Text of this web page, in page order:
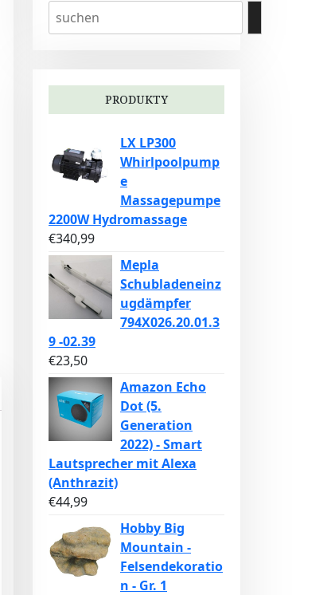
PRODUKTY
LX LP300
Whirlpoolpump
e
Massagepumpe
2200W Hydromassage
€340,99
Mepla
Schubladeneinz
ugdämpfer
794X026.20.01.3
9 -02.39
€23,50
Amazon Echo
Dot (5.
Generation
2022) - Smart
Lautsprecher mit Alexa
(Anthrazit)
€44,99
Hobby Big
Mountain -
Felsendekoratio
n - Gr. 1